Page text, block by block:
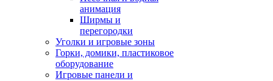
анимация
Ширмы и
перегородки
Уголки и игровые зоны
Горки, домики, пластиковое
оборудование
Игровые панели и